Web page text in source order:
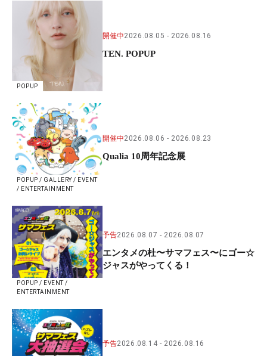
POPUP
開催中2026.08.05 2026.08.16
TEN. POPUP
POPUP / GALLERY / EVENT
/ ENTERTAINMENT
開催中2026.08.06 2026.08.23
Qualia 10周年記念展
POPUP / EVENT /
ENTERTAINMENT
予告2026.08.07 2026.08.07
エンタメの杜〜サマフェス〜にゴー☆
ジャスがやってくる！
予告2026.08.14 2026.08.16